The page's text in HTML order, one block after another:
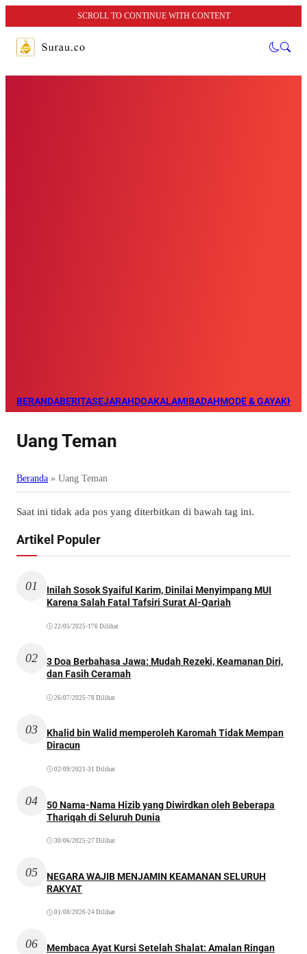
SCROLL TO CONTINUE WITH CONTENT
BERANDABERITASEJARAHDOAKALAMIBADAHMODE & GAYA
Uang Teman
Beranda » Uang Teman
Saat ini tidak ada pos yang diterbitkan di bawah tag ini.
Artikel Populer
01
Inilah Sosok Syaiful Karim, Dinilai Menyimpang MUI
Karena Salah Fatal Tafsiri Surat Al-Qariah
22/05/2025 •176 Dilihat
02
3 Doa Berbahasa Jawa: Mudah Rezeki, Keamanan Diri,
dan Fasih Ceramah
26/07/2025 •78 Dilihat
03
Khalid bin Walid memperoleh Karomah Tidak Mempan
Diracun
02/09/2021 •31 Dilihat
04
50 Nama-Nama Hizib yang Diwirdkan oleh Beberapa
Thariqah di Seluruh Dunia
30/06/2025 •27 Dilihat
05
NEGARA WAJIB MENJAMIN KEAMANAN SELURUH
RAKYAT
01/08/2026•24 Dilihat
06
Membaca Ayat Kursi Setelah Shalat: Amalan Ringan